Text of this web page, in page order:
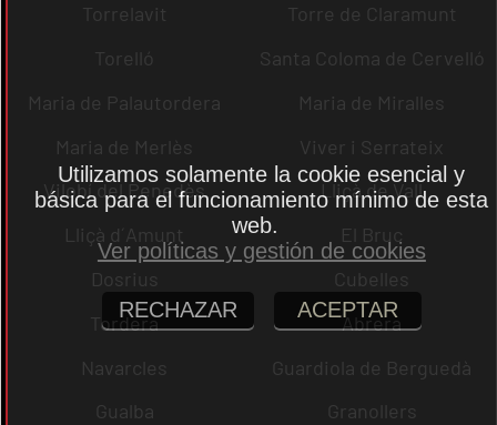
Torrelavit
Torre de Claramunt
Torelló
Santa Coloma de Cervelló
Maria de Palautordera
Maria de Miralles
Maria de Merlès
Viver i Serrateix
Vilobí del Penedès
Lliçà de Vall
Lliçà d´Amunt
El Bruc
Dosrius
Cubelles
Tordera
Abrera
Navarcles
Guardiola de Berguedà
Gualba
Granollers
Utilizamos solamente la cookie esencial y
básica para el funcionamiento mínimo de esta
web.
Ver políticas y gestión de cookies
RECHAZAR ACEPTAR